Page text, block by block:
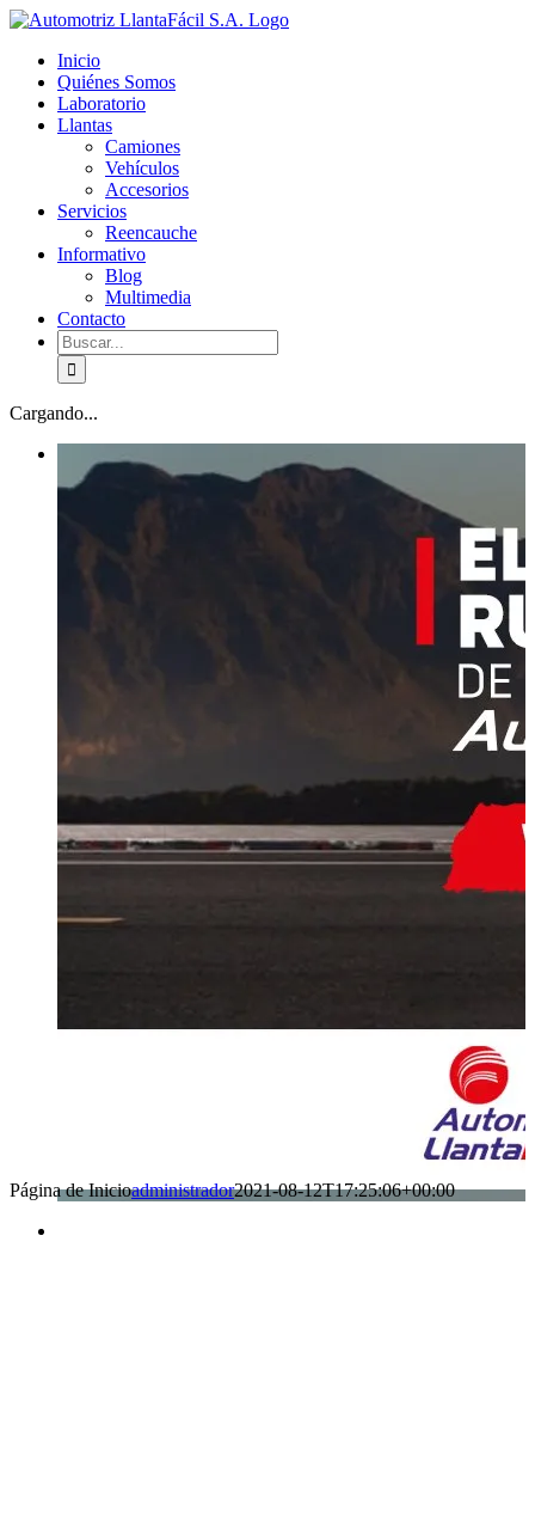
Skip
content
facebook
youtube
Inicio
Quiénes Somos
Laboratorio
Llantas
Camiones
Vehículos
Accesorios
Servicios
Reencauche
Informativo
Blog
Multimedia
Contacto
Buscar:
Cargando...
Página de Inicioadministrador2021-08-12T17:25:06+00:00